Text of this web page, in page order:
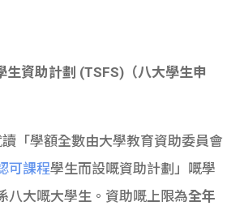
生資助計劃 (TSFS)（八大學生申
「學額全數由大學教育資助委員會
可課程學生而設嘅資助計劃」嘅學
八大嘅大學生。資助嘅上限為全年